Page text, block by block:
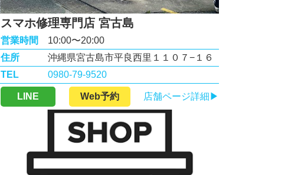
スマホ修理専門店 宮古島
営業時間
10:00〜20:00
住所
沖縄県宮古島市平良西里１１０７−１６
TEL
0980-79-9520
LINE Web予約 店舗ページ詳細▶